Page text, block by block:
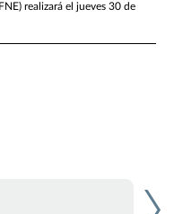
realizará el jueves 30 de